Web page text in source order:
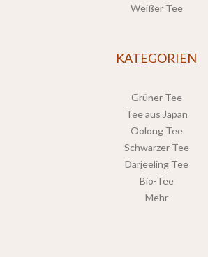
Weißer Tee
KATEGORIEN
Grüner Tee
Tee aus Japan
Oolong Tee
Schwarzer Tee
Darjeeling Tee
Bio-Tee
Mehr